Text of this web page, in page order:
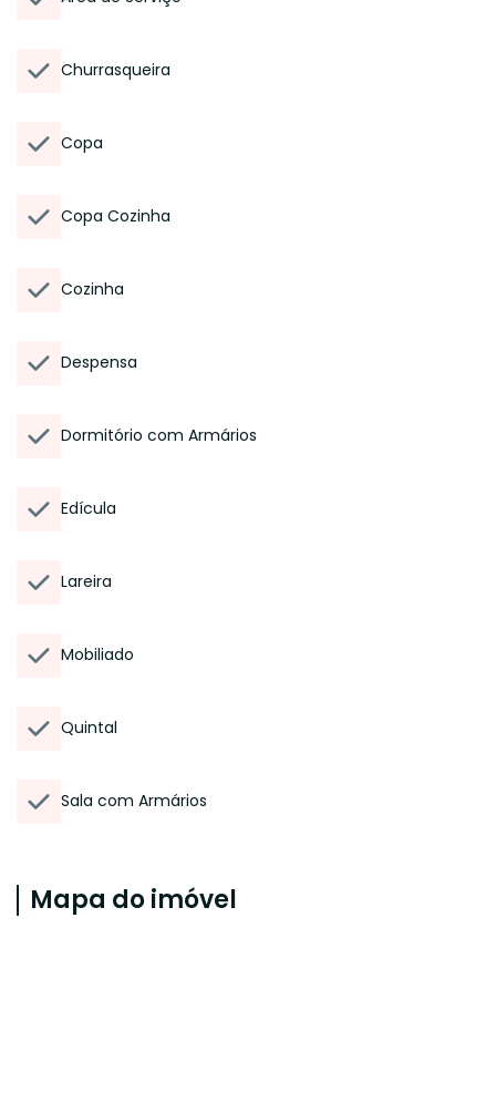
Churrasqueira
Copa
Copa Cozinha
Cozinha
Despensa
Dormitório com Armários
Edícula
Lareira
Mobiliado
Quintal
Sala com Armários
Mapa do imóvel